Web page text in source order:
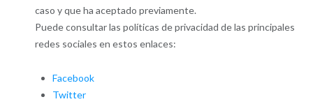
caso y que ha aceptado previamente.
Puede consultar las políticas de privacidad de las principales
redes sociales en estos enlaces:
Facebook
Twitter